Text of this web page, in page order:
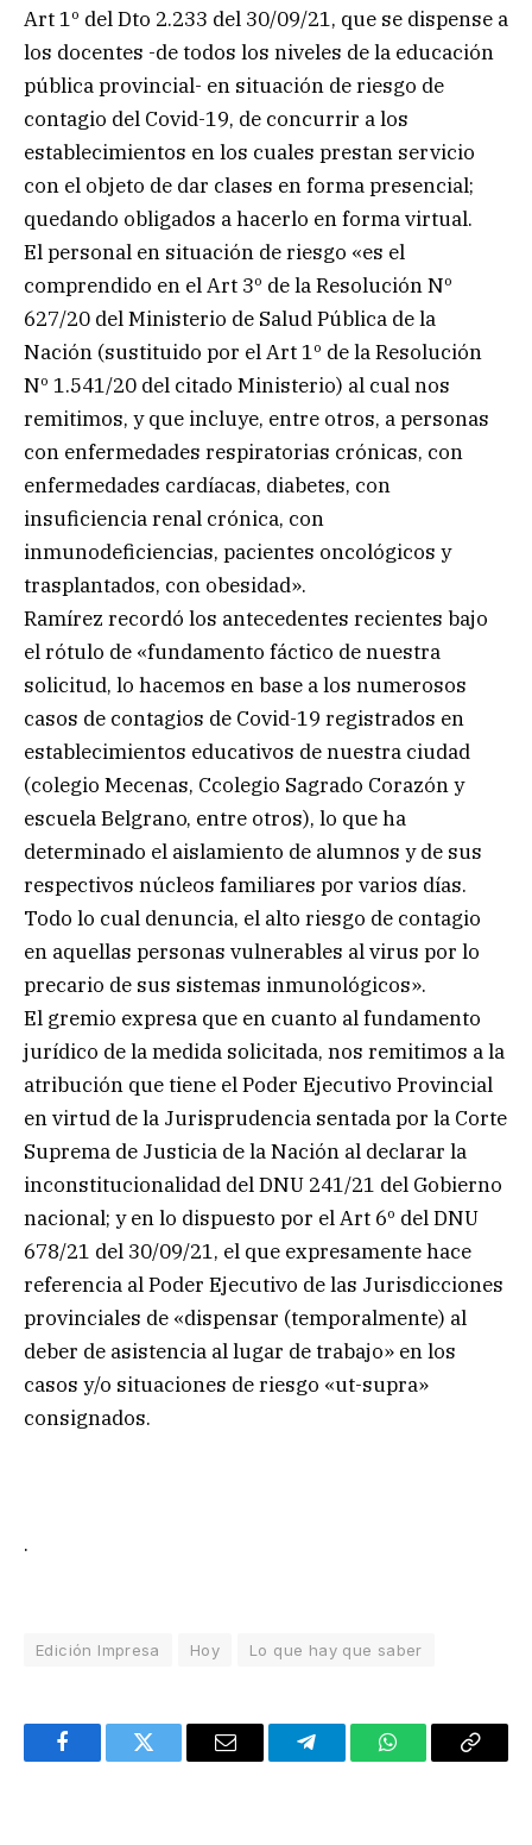
Art 1º del Dto 2.233 del 30/09/21, que se dispense a
los docentes -de todos los niveles de la educación
pública provincial- en situación de riesgo de
contagio del Covid-19, de concurrir a los
establecimientos en los cuales prestan servicio
con el objeto de dar clases en forma presencial;
quedando obligados a hacerlo en forma virtual.
El personal en situación de riesgo «es el
comprendido en el Art 3º de la Resolución Nº
627/20 del Ministerio de Salud Pública de la
Nación (sustituido por el Art 1º de la Resolución
Nº 1.541/20 del citado Ministerio) al cual nos
remitimos, y que incluye, entre otros, a personas
con enfermedades respiratorias crónicas, con
enfermedades cardíacas, diabetes, con
insuficiencia renal crónica, con
inmunodeficiencias, pacientes oncológicos y
trasplantados, con obesidad».
Ramírez recordó los antecedentes recientes bajo
el rótulo de «fundamento fáctico de nuestra
solicitud, lo hacemos en base a los numerosos
casos de contagios de Covid-19 registrados en
establecimientos educativos de nuestra ciudad
(colegio Mecenas, Ccolegio Sagrado Corazón y
escuela Belgrano, entre otros), lo que ha
determinado el aislamiento de alumnos y de sus
respectivos núcleos familiares por varios días.
Todo lo cual denuncia, el alto riesgo de contagio
en aquellas personas vulnerables al virus por lo
precario de sus sistemas inmunológicos».
El gremio expresa que en cuanto al fundamento
jurídico de la medida solicitada, nos remitimos a la
atribución que tiene el Poder Ejecutivo Provincial
en virtud de la Jurisprudencia sentada por la Corte
Suprema de Justicia de la Nación al declarar la
inconstitucionalidad del DNU 241/21 del Gobierno
nacional; y en lo dispuesto por el Art 6º del DNU
678/21 del 30/09/21, el que expresamente hace
referencia al Poder Ejecutivo de las Jurisdicciones
provinciales de «dispensar (temporalmente) al
deber de asistencia al lugar de trabajo» en los
casos y/o situaciones de riesgo «ut-supra»
consignados.
.
Edición Impresa Hoy Lo que hay que saber
FacebookTwitter Email TelegramWhatsAppCopy